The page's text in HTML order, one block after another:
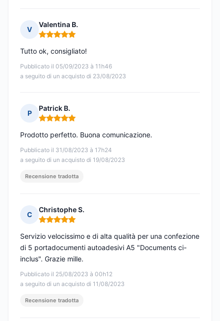
V
Valentina B.
Nota: 5 su 5
Pubblicato il 05/09/2023 à 11h46
a seguito di un acquisto di 23/08/2023
Tutto ok, consigliato!
P
Patrick B.
Nota: 5 su 5
Pubblicato il 31/08/2023 à 17h24
a seguito di un acquisto di 19/08/2023
Prodotto perfetto. Buona comunicazione.
Recensione tradotta
C
Christophe S.
Nota: 5 su 5
Pubblicato il 25/08/2023 à 00h12
a seguito di un acquisto di 11/08/2023
Servizio velocissimo e di alta qualità per una confezione
di 5 portadocumenti autoadesivi A5 "Documents ci-
inclus". Grazie mille.
Recensione tradotta